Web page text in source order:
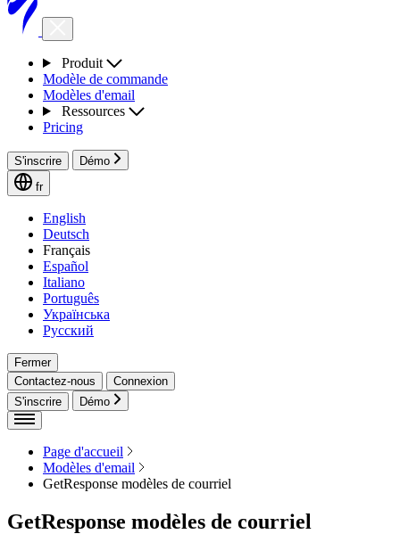
Produit
Modèle de commande
Modèles d'email
Ressources
Pricing
S'inscrire
Démo
fr
English
Deutsch
Français
Español
Italiano
Português
Українська
Русский
Fermer
Contactez-nous
Connexion
S'inscrire
Démo
Page d'accueil
Modèles d'email
GetResponse modèles de courriel
GetResponse modèles de courriel